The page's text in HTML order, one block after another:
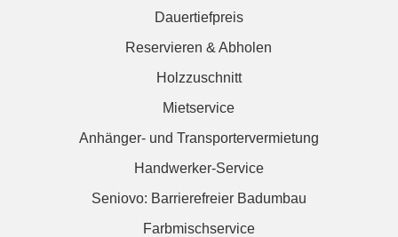
Dauertiefpreis
Reservieren & Abholen
Holzzuschnitt
Mietservice
Anhänger- und Transportervermietung
Handwerker-Service
Seniovo: Barrierefreier Badumbau
Farbmischservice